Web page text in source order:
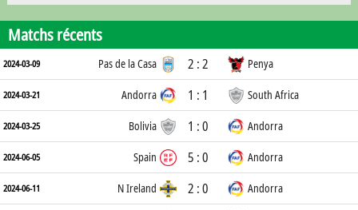
Matchs récents
2024-03-09 Pas de la Casa 2 : 2 Penya
2024-03-21 Andorra 1 : 1 South Africa
2024-03-25 Bolivia 1 : 0 Andorra
2024-06-05 Spain 5 : 0 Andorra
2024-06-11 N Ireland 2 : 0 Andorra